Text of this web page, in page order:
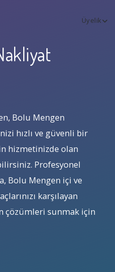
Üyelik
Bolu Mengen
hızlı ve güvenli bir
hizmetinizde olan
Profesyonel
Bolu Mengen içi ve
karşılayan
çözümleri sunmak için